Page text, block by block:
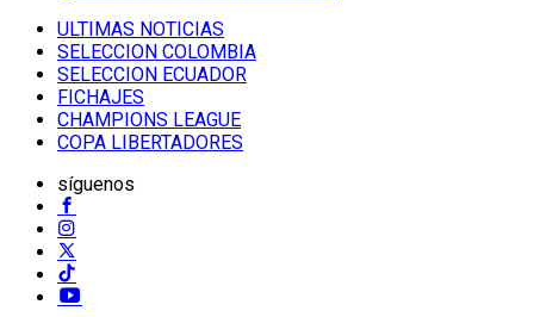
ULTIMAS NOTICIAS
SELECCION COLOMBIA
SELECCION ECUADOR
FICHAJES
CHAMPIONS LEAGUE
COPA LIBERTADORES
síguenos